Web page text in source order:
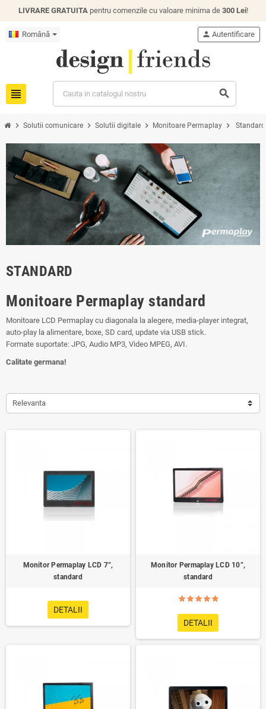
LIVRARE GRATUITApentru comenzile cu valoare minima de 300 Lei!
Română
view_headline search
person Autentificare
chevron_right Solutii comunicare chevron_right Solutii digitale chevron_right Monitoare Permaplay chevron_right Standard
STANDARD
Monitoare Permaplay standard
Monitoare LCD Permaplay cu diagonala la alegere, media-player integrat,
auto-play la alimentare, boxe, SD card, update via USB stick.
Formate suportate: JPG, Audio MP3, Video MPEG, AVI.
Calitate germana!
Relevanta
Monitor Permaplay LCD 7”,
standard
DETALII
Monitor Permaplay LCD 10”,
standard
DETALII